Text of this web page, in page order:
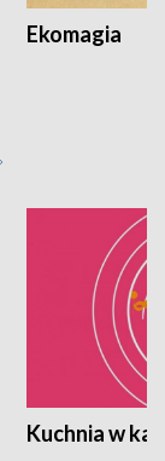
Ekomagia
Kuchnia w